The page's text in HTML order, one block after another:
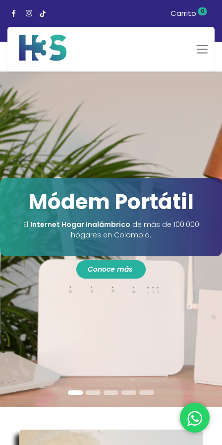
Carrito 0
Módem Portátil
El Internet Hogar Inalámbrico de más de 100.000
hogares en Colombia.
Conoce más